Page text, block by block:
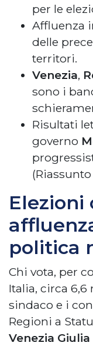
per le
Affluenza
delle
territori.
Venezia,
sono i
Risultati
governo
Elezioni
politica
Chi vota, per
Italia, circa
sindaco e i
Regioni a
Venezia Giulia